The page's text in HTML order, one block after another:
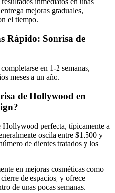
mejoras graduales,
el tiempo.
Rápido: Sonrisa de
en 1-2 semanas,
meses a un año.
de Hollywood en
Hollywood perfecta, típicamente a
oscila entre $1,500 y
de dientes tratados y los
en mejoras cosméticas como
de espacios, y ofrece
de unas pocas semanas.